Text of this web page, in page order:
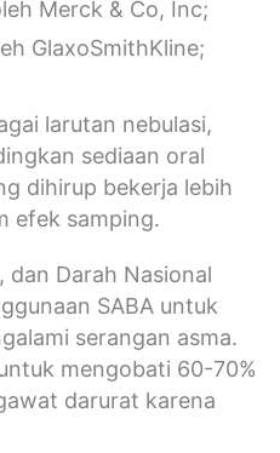
Merck & Co, Inc;
GlaxoSmithKline;
larutan nebulasi,
sediaan oral
dihirup bekerja lebih
efek samping.
dan Darah Nasional
SABA untuk
serangan asma.
mengobati 60-70%
darurat karena